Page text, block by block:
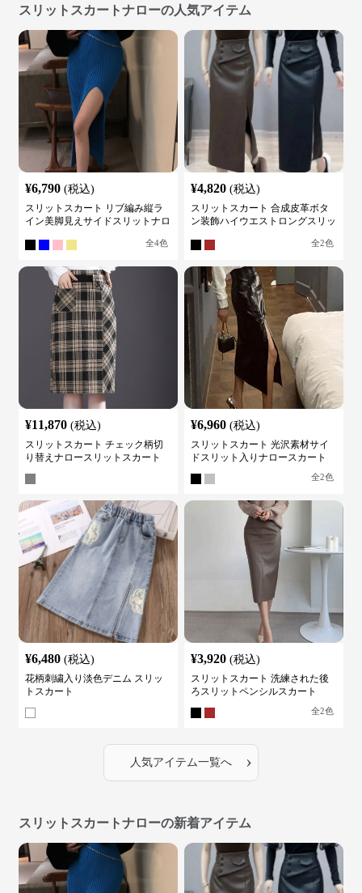
スリットスカートナローの人気アイテム
¥6,790 (税込)
スリットスカート リブ編み縦ラ
イン美脚見えサイドスリットナロ
全4色
¥4,820 (税込)
スリットスカート 合成皮革ボタ
ン装飾ハイウエストロングスリッ
全2色
¥11,870 (税込)
スリットスカート チェック柄切
り替えナロースリットスカート
¥6,960 (税込)
スリットスカート 光沢素材サイ
ドスリット入りナロースカート
全2色
¥6,480 (税込)
花柄刺繍入り淡色デニム スリッ
トスカート
¥3,920 (税込)
スリットスカート 洗練された後
ろスリットペンシルスカート
全2色
人気アイテム一覧へ ›
スリットスカートナローの新着アイテム